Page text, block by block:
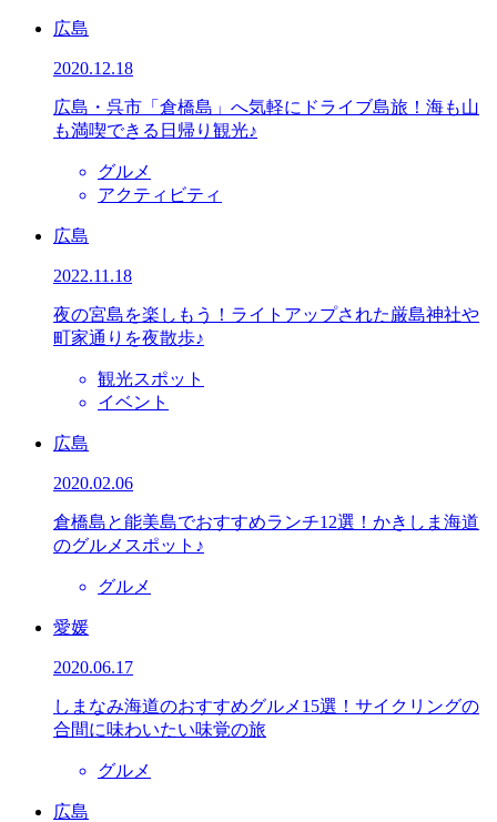
広島
2020.12.18
広島・呉市「倉橋島」へ気軽にドライブ島旅！海も山
も満喫できる日帰り観光♪
グルメ
アクティビティ
広島
2022.11.18
夜の宮島を楽しもう！ライトアップされた厳島神社や
町家通りを夜散歩♪
観光スポット
イベント
広島
2020.02.06
倉橋島と能美島でおすすめランチ12選！かきしま海道
のグルメスポット♪
グルメ
愛媛
2020.06.17
しまなみ海道のおすすめグルメ15選！サイクリングの
合間に味わいたい味覚の旅
グルメ
広島